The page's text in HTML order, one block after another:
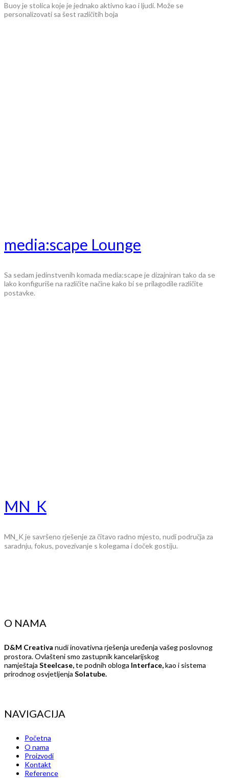
Buoy je stolica koje je jednako aktivno kao i ljudi. Može se
personalizovati sa šest različitih boja
media:scape Lounge
Sa sedam jedinstvenih komada media:scape je dizajniran tako da se
lako konfiguriše na različite načine kako bi se prilagodile različite
postavke.
MN_K
MN_K je savršeno rješenje za čitavo radno mjesto, nudi područja za
saradnju, fokus, povezivanje s kolegama i doček gostiju.
O NAMA
D&M Creativa nudi inovativna rješenja uređenja vašeg poslovnog
prostora. Ovlašteni smo zastupnik kancelarijskog
namještaja Steelcase,te podnih obloga Interface,kao i sistema
prirodnog osvjetljenja Solatube.
NAVIGACIJA
Početna
O nama
Proizvodi
Kontakt
Reference